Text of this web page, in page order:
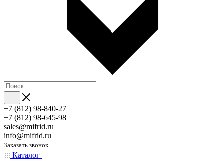
+7 (812) 98-840-27
+7 (812) 98-645-98
sales@mifrid.ru
info@mifrid.ru
Заказать звонок
Каталог